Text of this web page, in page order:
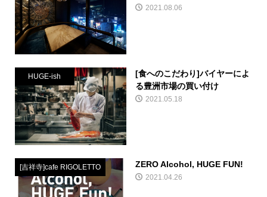
2021.08.06
HUGE-ish
[食へのこだわり]バイヤーによ
る豊洲市場の買い付け
2021.05.18
[吉祥寺]cafe RIGOLETTO ZERO Alcohol, HUGE FUN!
2021.04.26